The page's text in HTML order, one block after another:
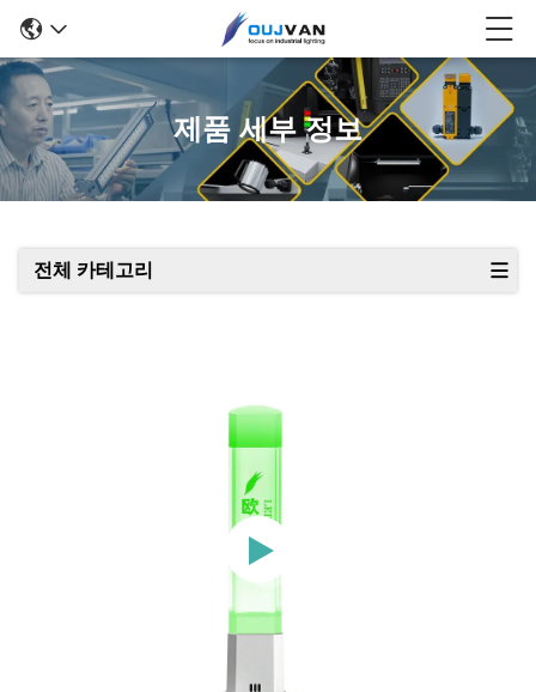
제품 세부 정보
전체 카테고리